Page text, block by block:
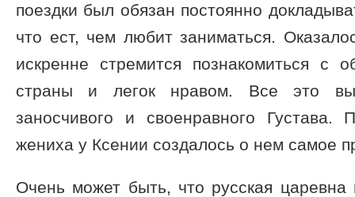
поездки был обязан постоянно
что ест, чем любит заниматься.
искренне стремится познакомиться с
страны и легок нравом. Все это
заносчивого и своенравного
жениха у Ксении создалось о нем самое
Очень может быть, что русская